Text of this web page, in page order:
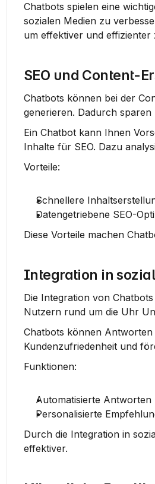
Chatbots spielen eine
sozialen Medien zu
um effektiver und effizienter
SEO und Content-
Chatbots können bei der
generieren. Dadurch sparen
Ein Chatbot kann Ihnen
Inhalte für SEO. Dazu
Vorteile:
Schnellere
Datengetriebene SEO-
Diese Vorteile machen
Integration in
Die Integration von
Nutzern rund um die Uhr
Chatbots können
Kundenzufriedenheit und
Funktionen:
Automatisierte Antworten
Personalisierte
Durch die Integration in
effektiver.